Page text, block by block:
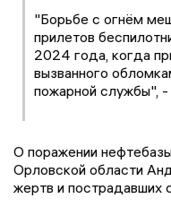
"Борьбе с огнём
прилетов
2024 года, когда
вызванного
пожарной службы",
О поражении
Орловской области
жертв и пострадавших